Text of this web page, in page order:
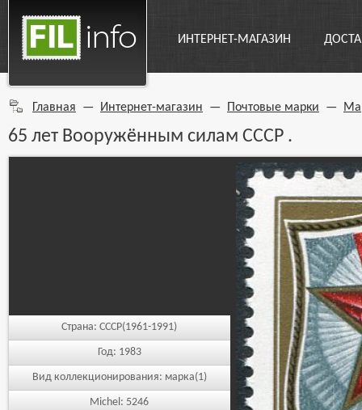
ИНТЕРНЕТ-МАГАЗИН
Главная — Интернет-магазин — Почтовые марки —
65 лет Вооружённым силам СССР .
Страна:СССР(1961-1991)
Год: 1983
Вид коллекционирования: марка(1)
Michel: 5246